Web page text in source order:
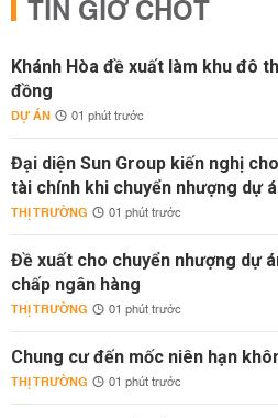
TIN GIỜ CHÓT
Khánh Hòa đề xuất làm khu đô
đồng
DỰ ÁN 01 phút trước
Đại diện Sun Group kiến nghị
tài chính khi chuyển nhượng dự
THỊ TRƯỜNG 01 phút trước
Đề xuất cho chuyển nhượng dự
chấp ngân hàng
THỊ TRƯỜNG 01 phút trước
Chung cư đến mốc niên hạn
THỊ TRƯỜNG 01 phút trước